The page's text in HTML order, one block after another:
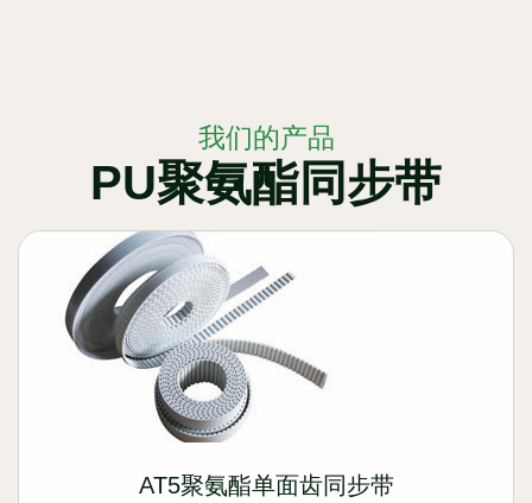
我们的产品
PU聚氨酯同步带
AT5聚氨酯单面齿同步带